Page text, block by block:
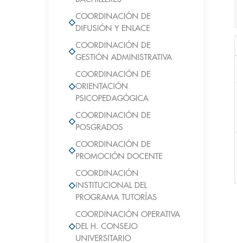
COORDINACIÓN DE
DIFUSIÓN Y ENLACE
COORDINACIÓN DE
GESTIÓN ADMINISTRATIVA
COORDINACIÓN DE
ORIENTACIÓN
PSICOPEDAGÓGICA
COORDINACIÓN DE
POSGRADOS
COORDINACIÓN DE
PROMOCIÓN DOCENTE
COORDINACIÓN
INSTITUCIONAL DEL
PROGRAMA TUTORÍAS
COORDINACIÓN OPERATIVA
DEL H. CONSEJO
UNIVERSITARIO